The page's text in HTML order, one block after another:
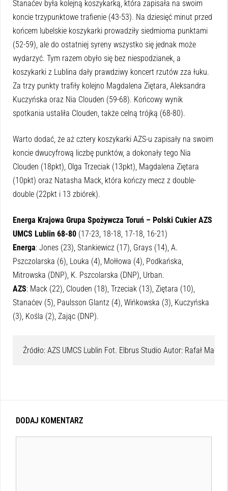
Stanaćev była kolejną koszykarką, która zapisała na swoim
koncie trzypunktowe trafienie (43-53). Na dziesięć minut przed
końcem lubelskie koszykarki prowadziły siedmioma punktami
(52-59), ale do ostatniej syreny wszystko się jednak może
wydarzyć. Tym razem obyło się bez niespodzianek, a
koszykarki z Lublina dały prawdziwy koncert rzutów zza łuku.
Za trzy punkty trafiły kolejno Magdalena Ziętara, Aleksandra
Kuczyńska oraz Nia Clouden (59-68). Końcowy wynik
spotkania ustaliła Clouden, także celną trójką (68-80).
Warto dodać, że aż cztery koszykarki AZS-u zapisały na swoim
koncie dwucyfrową liczbę punktów, a dokonały tego Nia
Clouden (18pkt), Olga Trzeciak (13pkt), Magdalena Ziętara
(10pkt) oraz Natasha Mack, która kończy mecz z double-
double (22pkt i 13 zbiórek).
Energa Krajowa Grupa Spożywcza Toruń – Polski Cukier AZS
UMCS Lublin 68-80 (17-23, 18-18, 17-18, 16-21)
Energa: Jones (23), Stankiewicz (17), Grays (14), A.
Pszczolarska (6), Louka (4), Mołłowa (4), Podkańska,
Mitrowska (DNP), K. Pszcolarska (DNP), Urban.
AZS: Mack (22), Clouden (18), Trzeciak (13), Ziętara (10),
Stanaćev (5), Paulsson Glantz (4), Wińkowska (3), Kuczyńska
(3), Kośla (2), Zając (DNP).
Źródło: AZS UMCS Lublin Fot. Elbrus Studio Autor: Rafał Małys
DODAJ KOMENTARZ